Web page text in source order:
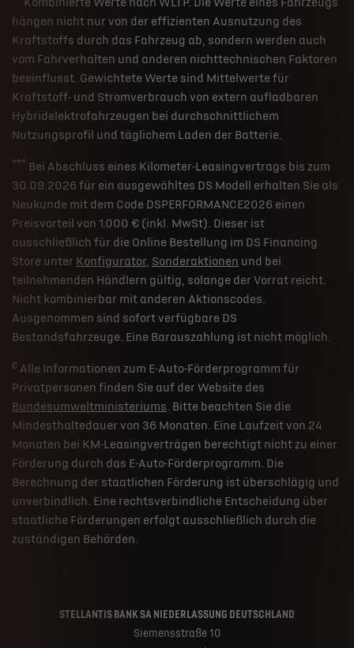
hängen nicht nur von der effizienten Ausnutzung des
Kraftstoffs durch das Fahrzeug ab, sondern werden auch
vom Fahrverhalten und anderen nichttechnischen Faktoren
beeinflusst. Gewichtete Werte sind Mittelwerte für
Kraftstoff- und Stromverbrauch von extern aufladbaren
Hybridelektrofahrzeugen bei durchschnittlichem
Nutzungsprofil und täglichem Laden der Batterie.
*** Bei Abschluss eines Kilometer-Leasingvertrags bis zum
30.09.2026 für ein ausgewähltes DS Modell erhalten Sie als
Neukunde mit dem Code DSPERFORMANCE2026 einen
Preisvorteil von 1.000 € (inkl. MwSt). Dieser ist
ausschließlich für die Online Bestellung im DS Financing
Store unter Konfigurator, Sonderaktionen und bei
teilnehmenden Händlern gültig, solange der Vorrat reicht.
Nicht kombinierbar mit anderen Aktionscodes.
Ausgenommen sind sofort verfügbare DS
Bestandsfahrzeuge. Eine Barauszahlung ist nicht möglich.
c Alle Informationen zum E-Auto-Förderprogramm für
Privatpersonen finden Sie auf der Website des
Bundesumweltministeriums. Bitte beachten Sie die
Mindesthaltedauer von 36 Monaten. Eine Laufzeit von 24
Monaten bei KM-Leasingverträgen berechtigt nicht zu einer
Förderung durch das E-Auto-Förderprogramm. Die
Berechnung der staatlichen Förderung ist überschlägig und
unverbindlich. Eine rechtsverbindliche Entscheidung über
staatliche Förderungen erfolgt ausschließlich durch die
zuständigen Behörden.
STELLANTIS BANK SA NIEDERLASSUNG DEUTSCHLAND
Siemensstraße 10